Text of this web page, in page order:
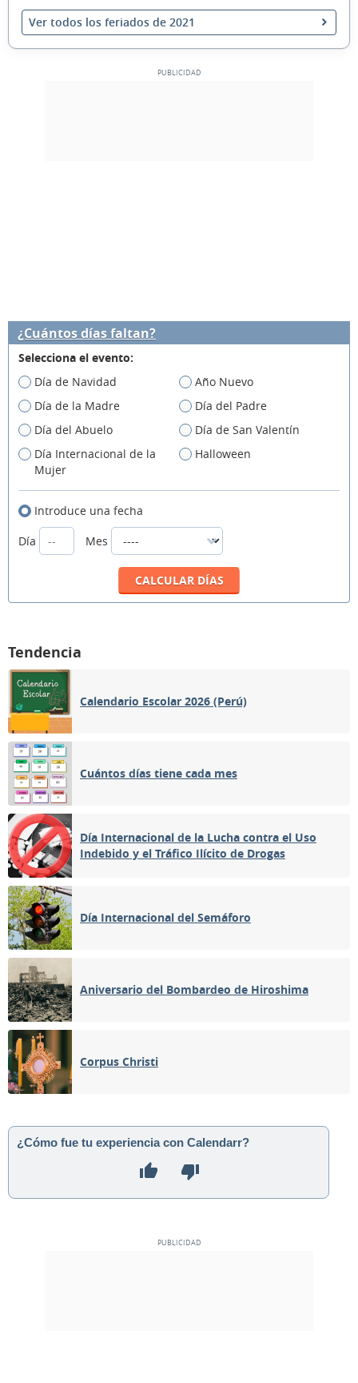
Ver todos los feriados de 2021
¿Cuántos días faltan?
Selecciona el evento:
Día de Navidad
Año Nuevo
Día de la Madre
Día del Padre
Día del Abuelo
Día de San Valentín
Día Internacional de la
Mujer
Halloween
Introduce una fecha
Día
Mes
Tendencia
Calendario Escolar 2026 (Perú)
Cuántos días tiene cada mes
Día Internacional de la Lucha contra el Uso
Indebido y el Tráfico Ilícito de Drogas
Día Internacional del Semáforo
Aniversario del Bombardeo de Hiroshima
Corpus Christi
¿Cómo fue tu experiencia con Calendarr?